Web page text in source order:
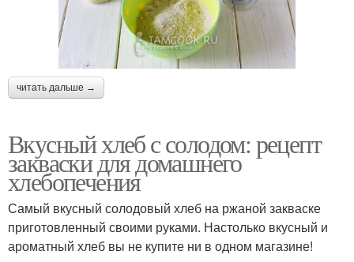
читать дальше →
Вкусный хлеб с солодом: рецепт
закваски для домашнего
хлебопечения
Самый вкусный солодовый хлеб на ржаной закваске
приготовленный своими руками. Настолько вкусный и
ароматный хлеб вы не купите ни в одном магазине!